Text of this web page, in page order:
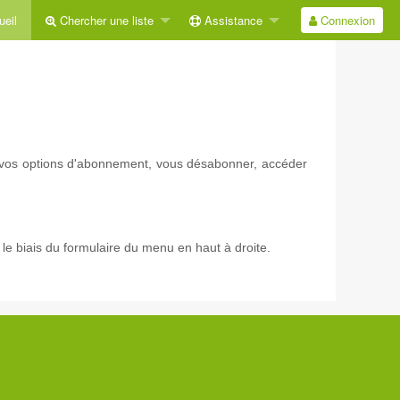
Chercher une liste Assistance Connexion
options d'abonnement, vous désabonner, accéder
biais du formulaire du menu en haut à droite.